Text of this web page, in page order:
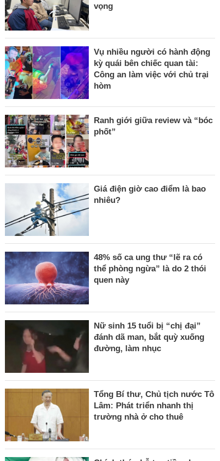
vọng
Vụ nhiều người có hành động
kỳ quái bên chiếc quan tài:
Công an làm việc với chủ trại
hòm
Ranh giới giữa review và “bóc
phốt”
Giá điện giờ cao điểm là bao
nhiêu?
48% số ca ung thư “lẽ ra có
thể phòng ngừa” là do 2 thói
quen này
Nữ sinh 15 tuổi bị “chị đại”
đánh dã man, bắt quỳ xuống
đường, làm nhục
Tổng Bí thư, Chủ tịch nước Tô
Lâm: Phát triển nhanh thị
trường nhà ở cho thuê